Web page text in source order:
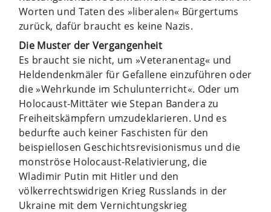
Worten und Taten des »liberalen« Bürgertums
zurück, dafür braucht es keine Nazis.
Die Muster der Vergangenheit
Es braucht sie nicht, um »Veteranentag« und
Heldendenkmäler für Gefallene einzuführen oder
die »Wehrkunde im Schulunterricht«. Oder um
Holocaust-Mittäter wie Stepan Bandera zu
Freiheitskämpfern umzudeklarieren. Und es
bedurfte auch keiner Faschisten für den
beispiellosen Geschichtsrevisionismus und die
monströse Holocaust-Relativierung, die
Wladimir Putin mit Hitler und den
völkerrechtswidrigen Krieg Russlands in der
Ukraine mit dem Vernichtungskrieg